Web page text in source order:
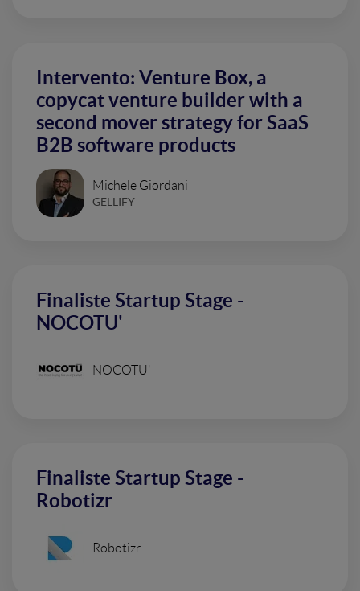
Intervento: Venture Box, a
copycat venture builder with a
second mover strategy for SaaS
B2B software products
Michele Giordani
GELLIFY
Finaliste Startup Stage -
NOCOTU'
NOCOTU'
Finaliste Startup Stage -
Robotizr
Robotizr